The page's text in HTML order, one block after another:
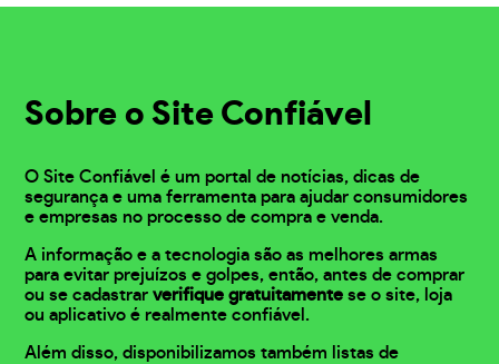
Sobre o Site Confiável
O Site Confiável é um portal de notícias, dicas de
segurança e uma ferramenta para ajudar consumidores
e empresas no processo de compra e venda.
A informação e a tecnologia são as melhores armas
para evitar prejuízos e golpes, então, antes de comprar
ou se cadastrarverifique gratuitamente se o site, loja
ou aplicativo é realmente confiável.
Além disso, disponibilizamos também listas de